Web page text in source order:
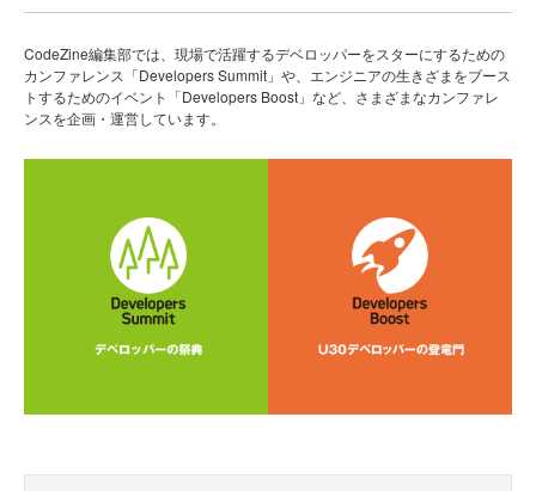
CodeZine編集部では、現場で活躍するデベロッパーをスターにするための
カンファレンス「Developers Summit」や、エンジニアの生きざまをブース
トするためのイベント「Developers Boost」など、さまざまなカンファレ
ンスを企画・運営しています。